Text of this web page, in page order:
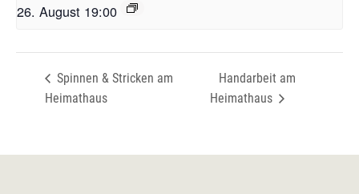
26. August 19:00
Spinnen & Stricken am
Heimathaus
Handarbeit am
Heimathaus